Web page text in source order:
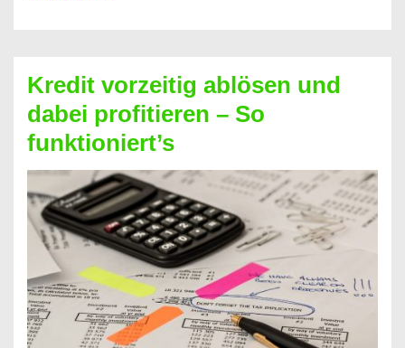
Kredit
berechnen
–
Mit
diesen
Regeln!
Kredit vorzeitig ablösen und
dabei profitieren – So
funktioniert’s